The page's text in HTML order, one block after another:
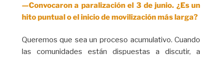
—Convocaron a paralización el 3 de junio. ¿Es un
hito puntual o el inicio de movilización más larga?
Queremos que sea un proceso acumulativo. Cuando
las comunidades están dispuestas a discutir, a